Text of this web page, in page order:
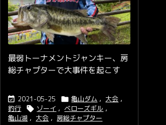
最弱トーナメントジャンキー、房
総チャプターで大事件を起こす
 2021-05-25  亀山ダム , 大会 ,
釣行
 ゾーイ , ベローズギル ,
亀山湖 , 大会 , 房総チャプター